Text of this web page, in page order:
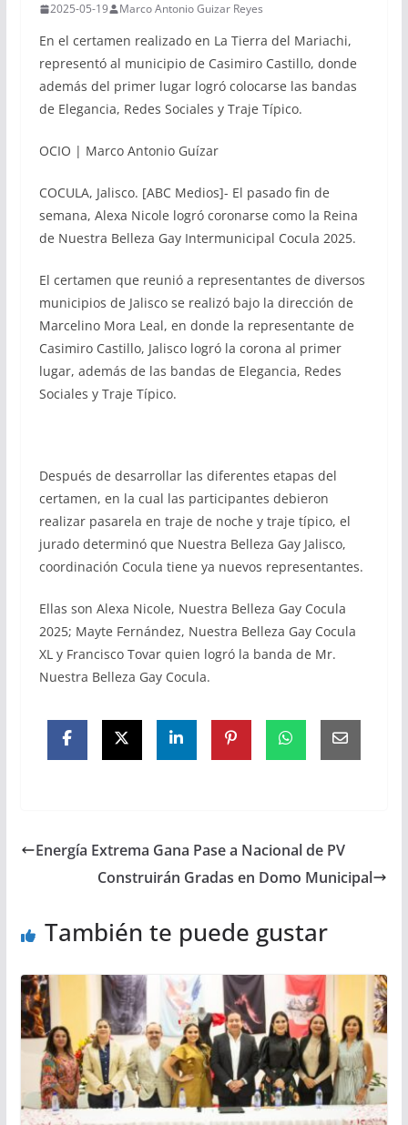
2025-05-19 Marco Antonio Guizar Reyes
En el certamen realizado en La Tierra del Mariachi,
representó al municipio de Casimiro Castillo, donde
además del primer lugar logró colocarse las bandas
de Elegancia, Redes Sociales y Traje Típico.
OCIO | Marco Antonio Guízar
COCULA, Jalisco. [ABC Medios]- El pasado fin de
semana, Alexa Nicole logró coronarse como la Reina
de Nuestra Belleza Gay Intermunicipal Cocula 2025.
El certamen que reunió a representantes de diversos
municipios de Jalisco se realizó bajo la dirección de
Marcelino Mora Leal, en donde la representante de
Casimiro Castillo, Jalisco logró la corona al primer
lugar, además de las bandas de Elegancia, Redes
Sociales y Traje Típico.
Después de desarrollar las diferentes etapas del
certamen, en la cual las participantes debieron
realizar pasarela en traje de noche y traje típico, el
jurado determinó que Nuestra Belleza Gay Jalisco,
coordinación Cocula tiene ya nuevos representantes.
Ellas son Alexa Nicole, Nuestra Belleza Gay Cocula
2025; Mayte Fernández, Nuestra Belleza Gay Cocula
XL y Francisco Tovar quien logró la banda de Mr.
Nuestra Belleza Gay Cocula.
Energía Extrema Gana Pase a Nacional de PV
Construirán Gradas en Domo Municipal
También te puede gustar